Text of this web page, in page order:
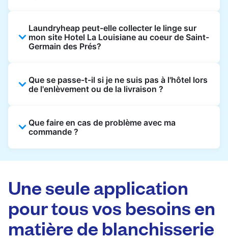
fonction de l'établissement et du vêtement et
sont souvent beaucoup plus élevés.
que vous ne payez que pour ce que vous
envoyez, sans frais cachés.
Laundryheap peut-elle collecter le linge sur
mon site Hotel La Louisiane au coeur de Saint-
Germain des Prés?
directement à la réception de l'hôtel à l'heure
prévue et vous restituer les articles nettoyés
Que se passe-t-il si je ne suis pas à l'hôtel lors
de l'enlèvement ou de la livraison ?
laissé à la réception pour être collecté et livré
à la réception également. Vous pouvez
également facilement reprogrammer ou
mettre à jour les instructions sur l'application
Que faire en cas de problème avec ma
commande ?
jour des commandes ou à la résolution rapide
de tout problème.
Une seule application
pour tous vos besoins en
matière de blanchisserie